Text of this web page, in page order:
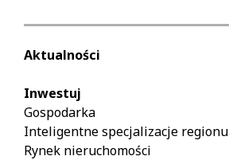
Aktualności
Inwestuj
Gospodarka
Inteligentne specjalizacje regionu
Rynek nieruchomości